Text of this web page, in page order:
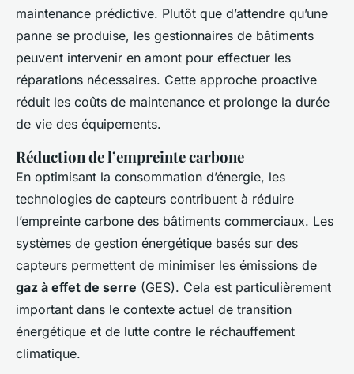
maintenance prédictive. Plutôt que d’attendre qu’une
panne se produise, les gestionnaires de bâtiments
peuvent intervenir en amont pour effectuer les
réparations nécessaires. Cette approche proactive
réduit les coûts de maintenance et prolonge la durée
de vie des équipements.
Réduction de l’empreinte carbone
En optimisant la consommation d’énergie, les
technologies de capteurs contribuent à réduire
l’empreinte carbone des bâtiments commerciaux. Les
systèmes de gestion énergétique basés sur des
capteurs permettent de minimiser les émissions de
gaz à effet de serre (GES). Cela est particulièrement
important dans le contexte actuel de transition
énergétique et de lutte contre le réchauffement
climatique.